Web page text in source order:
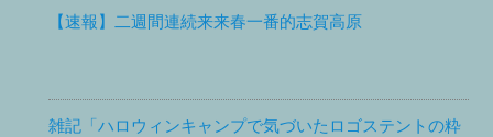
【速報】二週間連続来来春一番的志賀高原
雑記「ハロウィンキャンプで気づいたロゴステントの粋